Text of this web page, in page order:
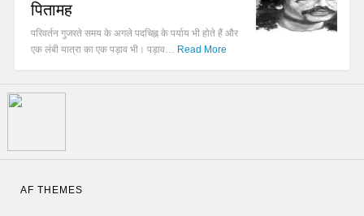
पितामह
परिवर्तन गुजरते समय के अगले पदचिह्न के पर्याय भी होते हैं और
एक लंबी यात्रा का एक पड़ाव भी। पड़ाव… Read More
AF THEMES